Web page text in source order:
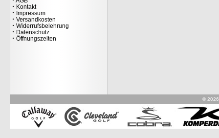
· Kontakt
· Impressum
· Versandkosten
· Widerrufsbelehrung
· Datenschutz
· Öffnungszeiten
©